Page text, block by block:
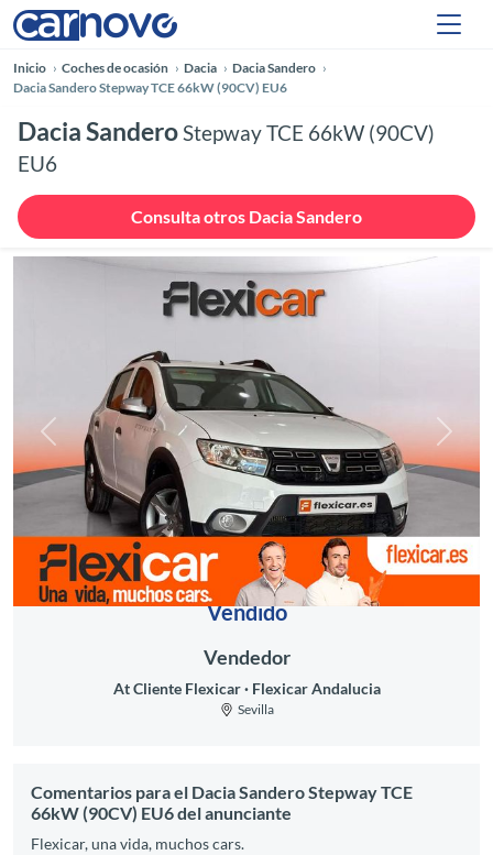
Inicio Coches de ocasión Dacia
Dacia Sandero
Dacia Sandero Stepway TCE 66kW (90CV) EU6
Dacia SanderoStepway TCE 66kW (90CV)
EU6
Consulta otros Dacia Sandero
Anterior
Vendido
Vendedor
At Cliente Flexicar Flexicar Andalucia
Sevilla
Comentarios para el Dacia Sandero Stepway TCE
66kW (90CV) EU6 del anunciante
Flexicar, una vida, muchos cars.